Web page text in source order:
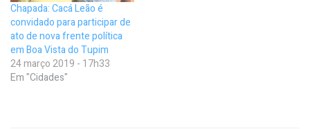
Chapada: Cacá Leão é
convidado para participar de
ato de nova frente política
em Boa Vista do Tupim
24 março 2019 - 17h33
Em "Cidades"